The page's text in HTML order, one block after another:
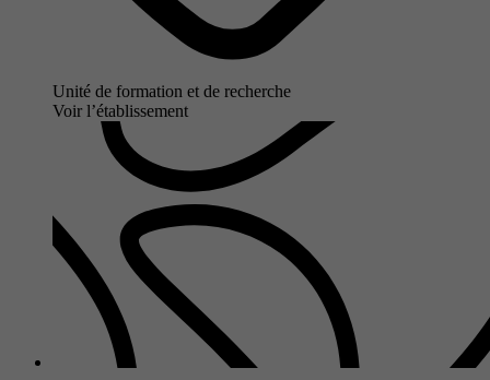
Unité de formation et de recherche
Voir l’établissement